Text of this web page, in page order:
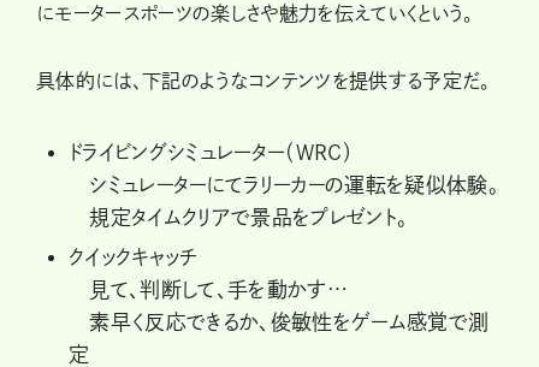
にモータースポーツの楽しさや魅力を伝えていくという。
具体的には、下記のようなコンテンツを提供する予定だ。
ドライビングシミュレーター（WRC）
シミュレーターにてラリーカーの運転を疑似体験。
規定タイムクリアで景品をプレゼント。
クイックキャッチ
見て、判断して、手を動かす…
素早く反応できるか、俊敏性をゲーム感覚で測
定